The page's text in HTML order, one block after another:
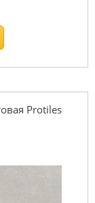
Protiles